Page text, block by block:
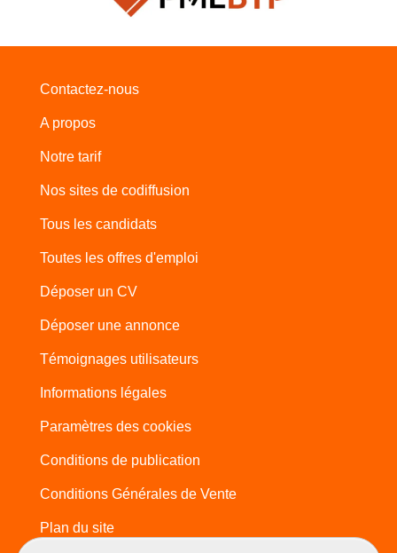
Contactez-nous
A propos
Notre tarif
Nos sites de codiffusion
Tous les candidats
Toutes les offres d'emploi
Déposer un CV
Déposer une annonce
Témoignages utilisateurs
Informations légales
Paramètres des cookies
Conditions de publication
Conditions Générales de Vente
Plan du site